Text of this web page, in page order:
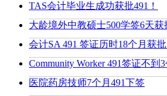
TAS会计毕业生成功获批491！
大龄境外中教硕士500学签6天获
会计SA 491 签证历时18个月获批
Community Worker 491签证不到3
医院药房技师7个月491下签